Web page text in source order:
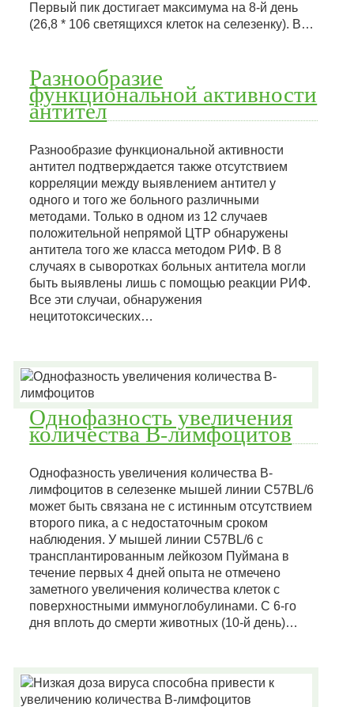
Первый пик достигает максимума на 8-й день
(26,8 * 106 светящихся клеток на селезенку). В…
Разнообразие
функциональной активности
антител
Разнообразие функциональной активности
антител подтверждается также отсутствием
корреляции между выявлением антител у
одного и того же больного различными
методами. Только в одном из 12 случаев
положительной непрямой ЦТР обнаружены
антитела того же класса методом РИФ. В 8
случаях в сыворотках больных антитела могли
быть выявлены лишь с помощью реакции РИФ.
Все эти случаи, обнаружения
нецитотоксических…
Однофазность увеличения
количества В-лимфоцитов
Однофазность увеличения количества В-
лимфоцитов в селезенке мышей линии C57BL/6
может быть связана не с истинным отсутствием
второго пика, а с недостаточным сроком
наблюдения. У мышей линии C57BL/6 с
трансплантированным лейкозом Пуймана в
течение первых 4 дней опыта не отмечено
заметного увеличения количества клеток с
поверхностными иммуноглобулинами. С 6-го
дня вплоть до смерти животных (10-й день)…